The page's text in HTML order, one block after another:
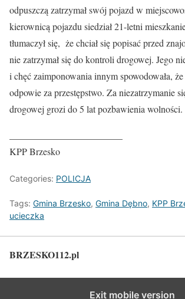
odpuszczą zatrzymał swój pojazd w
kierownicą pojazdu siedział 21-letni
tłumaczył się, że chciał się popisać przed
nie zatrzymał się do kontroli drogowej. Jego
i chęć zaimponowania innym spowodowała,
odpowie za przestępstwo. Za niezatrzymanie
drogowej grozi do 5 lat pozbawienia wolności.
KPP Brzesko
Categories: POLICJA
Tags: Gmina Brzesko, Gmina Dębno, KPP
ucieczka
BRZESKO112.pl
Exit mobile version